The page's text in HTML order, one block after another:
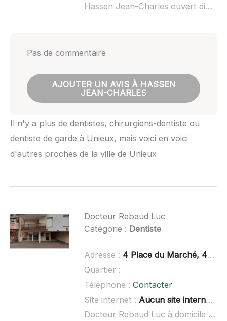
Hassen Jean-Charles ouvert dimanche :
Pas de commentaire
AJOUTER UN AVIS À HASSEN
JEAN-CHARLES
Il n'y a plus de dentistes, chirurgiens-dentiste ou
dentiste de garde à Unieux, mais voici en voici
d'autres proches de la ville de Unieux
Docteur Rebaud Luc
Catégorie : Dentiste
Adresse : 4 Place du Marché, 42700 Firminy
Quartier :
Téléphone : Contacter
Site internet : Aucun site internet connu
Docteur Rebaud Luc à domicile :